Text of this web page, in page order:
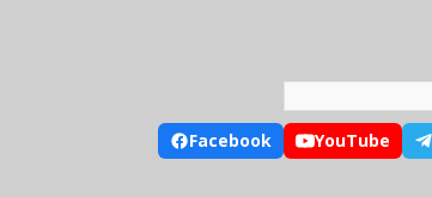
Facebook YouTube